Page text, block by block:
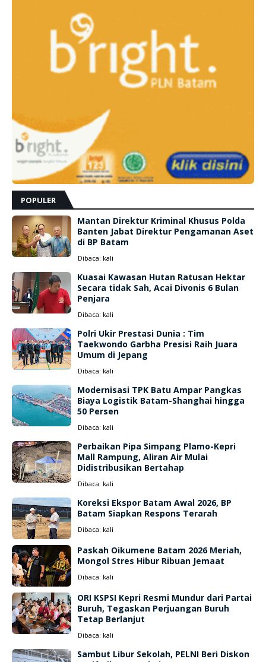
POPULER
Mantan Direktur Kriminal Khusus Polda
Banten Jabat Direktur Pengamanan Aset
di BP Batam
Dibaca: kali
Kuasai Kawasan Hutan Ratusan Hektar
Secara tidak Sah, Acai Divonis 6 Bulan
Penjara
Dibaca: kali
Polri Ukir Prestasi Dunia : Tim
Taekwondo Garbha Presisi Raih Juara
Umum di Jepang
Dibaca: kali
Modernisasi TPK Batu Ampar Pangkas
Biaya Logistik Batam-Shanghai hingga
50 Persen
Dibaca: kali
Perbaikan Pipa Simpang Plamo-Kepri
Mall Rampung, Aliran Air Mulai
Didistribusikan Bertahap
Dibaca: kali
Koreksi Ekspor Batam Awal 2026, BP
Batam Siapkan Respons Terarah
Dibaca: kali
Paskah Oikumene Batam 2026 Meriah,
Mongol Stres Hibur Ribuan Jemaat
Dibaca: kali
ORI KSPSI Kepri Resmi Mundur dari Partai
Buruh, Tegaskan Perjuangan Buruh
Tetap Berlanjut
Dibaca: kali
Sambut Libur Sekolah, PELNI Beri Diskon